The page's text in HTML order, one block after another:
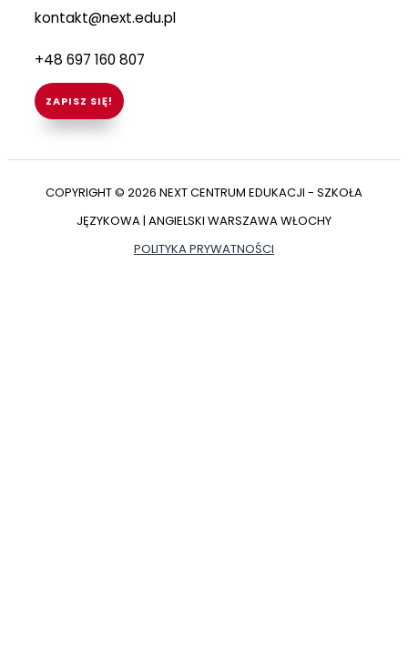
kontakt@next.edu.pl
+48 697 160 807
ZAPISZ SIĘ!
COPYRIGHT © 2026 NEXT CENTRUM EDUKACJI - SZKOŁA
JĘZYKOWA | ANGIELSKI WARSZAWA WŁOCHY
POLITYKA PRYWATNOŚCI